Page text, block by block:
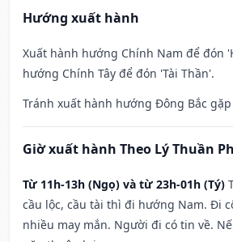
Hướng xuất hành
Xuất hành hướng Chính Nam để đón
hướng Chính Tây để đón 'Tài Thần'.
Tránh xuất hành hướng Đông Bắc gặp
Giờ xuất hành Theo Lý Thuần
Từ 11h-13h (Ngọ) và từ 23h-01h (Tý)
cầu lộc, cầu tài thì đi hướng Nam. Đi
nhiều may mắn. Người đi có tin về.